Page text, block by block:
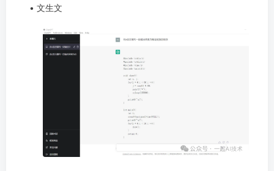
• 文生文